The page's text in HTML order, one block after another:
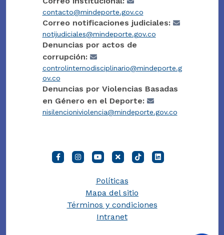
contacto@mindeporte.gov.co
Correo notificaciones judiciales:
notijudiciales@mindeporte.gov.co
Denuncias por actos de
corrupción:
controlinternodisciplinario@mindeporte.g
ov.co
Denuncias por Violencias Basadas
en Género en el Deporte:
nisilencioniviolencia@mindeporte.gov.co
Políticas
Mapa del sitio
Términos y condiciones
Intranet